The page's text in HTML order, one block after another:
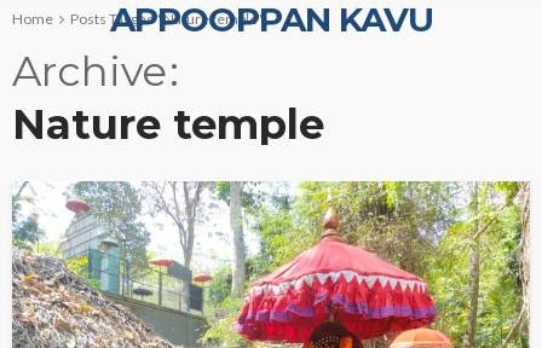
APPOOPPAN KAVU
Home Posts Tagged "Nature temple"
Archive
Nature temple